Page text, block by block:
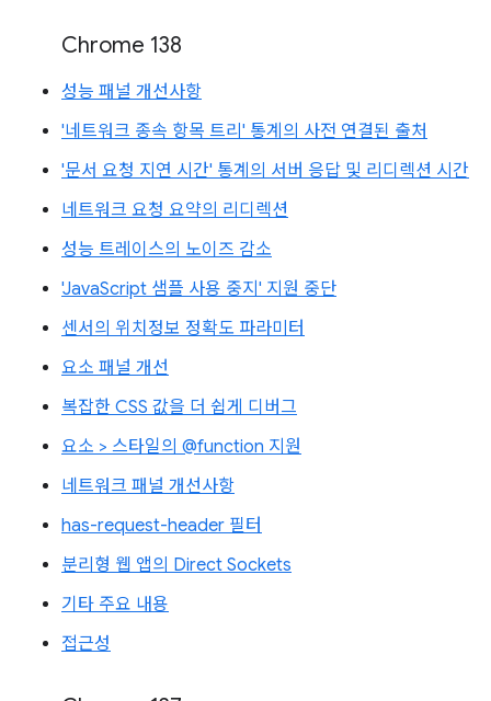
Chrome 138
성능 패널 개선사항
'네트워크 종속 항목 트리' 통계의 사전 연결된 출처
'문서 요청 지연 시간' 통계의 서버 응답 및 리디렉션 시간
네트워크 요청 요약의 리디렉션
성능 트레이스의 노이즈 감소
'JavaScript 샘플 사용 중지' 지원 중단
센서의 위치정보 정확도 파라미터
요소 패널 개선
복잡한 CSS 값을 더 쉽게 디버그
요소 > 스타일의 @function 지원
네트워크 패널 개선사항
has-request-header 필터
분리형 웹 앱의 Direct Sockets
기타 주요 내용
접근성